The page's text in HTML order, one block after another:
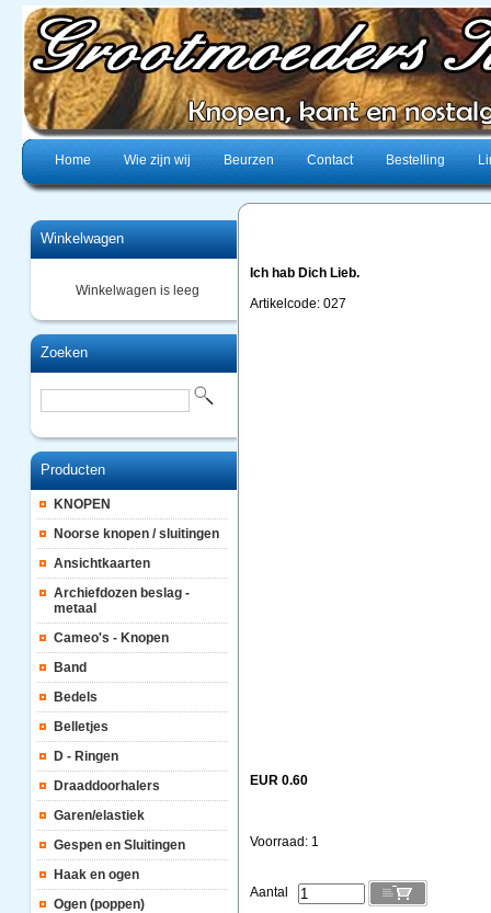
Home Wie zijn wij Beurzen Contact Bestelling
Winkelwagen
Winkelwagen is leeg
Zoeken
Producten
KNOPEN
Noorse knopen / sluitingen
Ansichtkaarten
Archiefdozen beslag -
metaal
Cameo's - Knopen
Band
Bedels
Belletjes
D - Ringen
Draaddoorhalers
Garen/elastiek
Gespen en Sluitingen
Haak en ogen
Ogen (poppen)
Ich hab Dich Lieb.
Artikelcode: 027
EUR 0.60
Voorraad: 1
Aantal